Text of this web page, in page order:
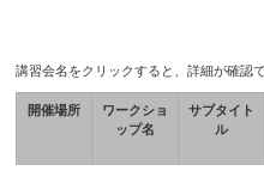
講習会名をクリックすると、詳細が確認
開催場所
ワークショ
ップ名
サブタイト
ル